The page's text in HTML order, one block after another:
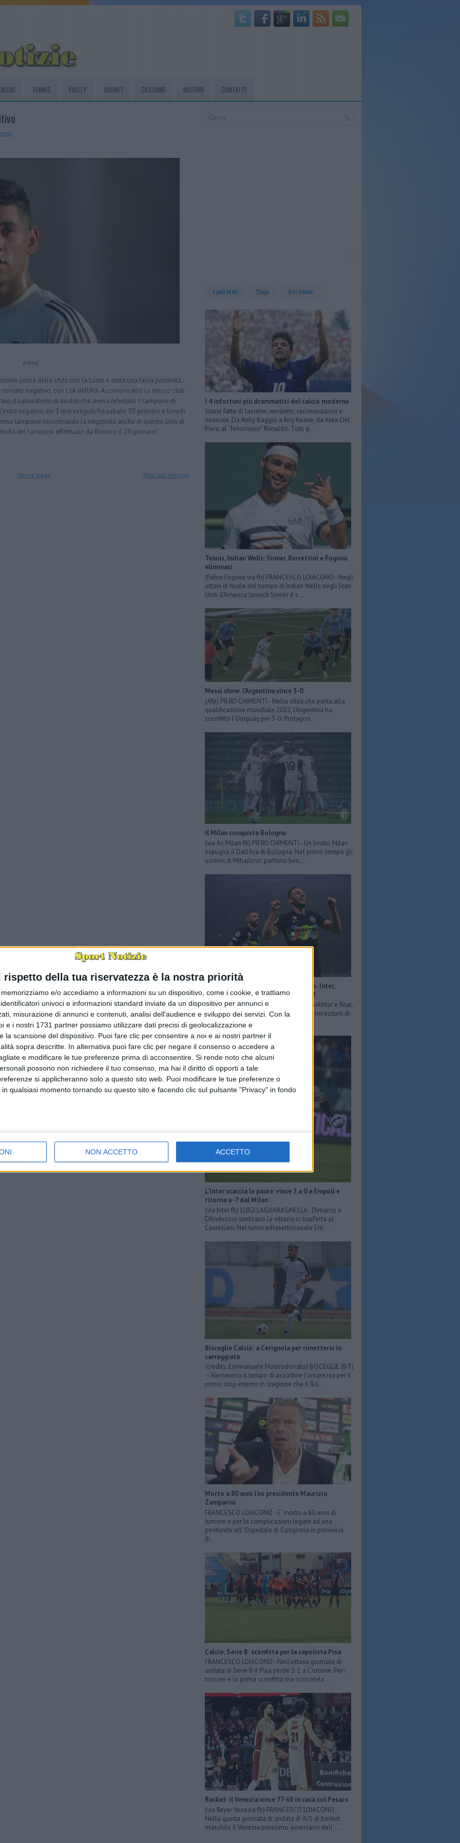
rispetto della tua riservatezza è la nostra priorità
memorizziamo e/o accediamo a informazioni su un dispositivo, come i cookie, e trattiamo
univoci e informazioni standard inviate da un dispositivo per annunci e
misurazione di annunci e contenuti, analisi dell'audience e sviluppo dei servizi. Con la
e i nostri 1731 partner possiamo utilizzare dati precisi di geolocalizzazione e
la scansione del dispositivo. Puoi fare clic per consentire a noi e ai nostri partner il
sopra descritte. In alternativa puoi fare clic per negare il consenso o accedere a
e modificare le tue preferenze prima di acconsentire. Si rende noto che alcuni
possono non richiedere il tuo consenso, ma hai il diritto di opporti a tale
si applicheranno solo a questo sito web. Puoi modificare le tue preferenze o
qualsiasi momento tornando su questo sito e facendo clic sul pulsante "Privacy" in fondo
NON ACCETTO ACCETTO
TENNIS VOLLEY BASKET CICLISMO MOTORI CONTATTI
(Getty)
prima della sfida con la Lazio è stata una falsa positività.
negativo, con l'ok dell'Ats. A comunicarlo lo stesso club
il Laboratorio di analisi che aveva refertato il tampone di
negativo dei 3 test eseguiti fra sabato 30 gennaio e lunedì
tampone riscontrando la negatività anche di questo. L’Ats di
del tampone effettuato da Romero il 29 gennaio".
Post più vecchio
Home page
I più letti Tags Archivio
I 4 infortuni più drammatici del calcio moderno
Storie fatte di lacrime, vendette, recriminazioni e
rinascite. Da Roby Baggio a Roy Keane, da Alex Del
Piero al “fenomeno” Ronaldo. Tutti g...
Tennis, Indian Wells: Sinner, Berrettini e Fognini
eliminati
(Fabio Fognini via fb) FRANCESCO LOIACONO - Negli
ottavi di finale del torneo di Indian Wells negli Stati
Uniti d’America Jannick Sinner è s...
Messi show: l'Argentina vince 3-0
(Afp) PIERO CHIMENTI - Nella sfida che porta alla
qualificazione mondiale 2022, l'Argentina ha
sconfitto l'Uruguay per 3-0. Protagon...
Il Milan conquista Bologna
(via Ac Milan fb) PIERO CHIMENTI - Un brutto Milan
espugna il Dall'Ara di Bologna. Nel primo tempo gli
uomini di Mihajlovic partono ben...
Champions: Milan ko anche col Porto. Inter,
missione compiuta contro lo Sheriff
(via Inter fb) Dopo le vittorie contro Shakhtar e Real,
i moldavi dello Sheriff si arrendono ai nerazzurri di
Inzaghi. Va peggio per il Mila...
L'Inter scaccia le paure: vince 2 a 0 a Empoli e
ritorna a -7 dal Milan
(via Inter fb) LUIGI LAGUARAGNELLA - Dimarco e
D'Ambrosio timbrano la vittoria in trasferta al
Castellani. Nel turno infrasettimanale Em...
Bisceglie Calcio: a Cerignola per rimettersi in
carreggiata
(credits: Emmanuele Mastrodonato) BISCEGLIE (BT)
– Nemmeno il tempo di assorbire l’amarezza per il
primo stop interno in stagione che il Bis...
Morto a 80 anni l'ex presidente Maurizio
Zamparini
FRANCESCO LOIACONO - E’ morto a 80 anni di
tumore e per le complicazioni legate ad una
peritonite all’ Ospedale di Cotignola in provincia
di...
Calcio, Serie B: sconfitta per la capolista Pisa
FRANCESCO LOIACONO - Nell’ottava giornata di
andata di Serie B il Pisa perde 2-1 a Crotone. Per i
toscani è la prima sconfitta ma consolida...
Basket: il Venezia vince 77-68 in casa col Pesaro
(via Reyer Venezia fb) FRANCESCO LOIACONO -
Nella quinta giornata di andata di A/1 di basket
maschile il Venezia prossimo avversario dell’ ...